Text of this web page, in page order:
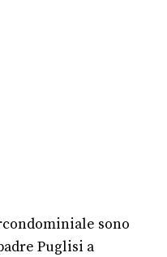
sono
Puglisi a